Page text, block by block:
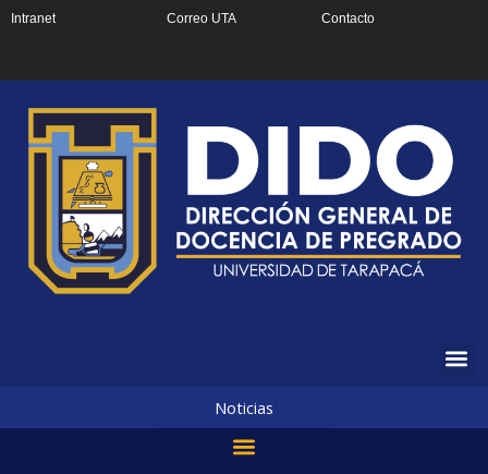
Intranet Correo UTA Contacto
Noticias